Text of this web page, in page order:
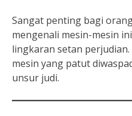
Sangat penting bagi
mengenali mesin-mesin
lingkaran setan
mesin yang patut
unsur judi.